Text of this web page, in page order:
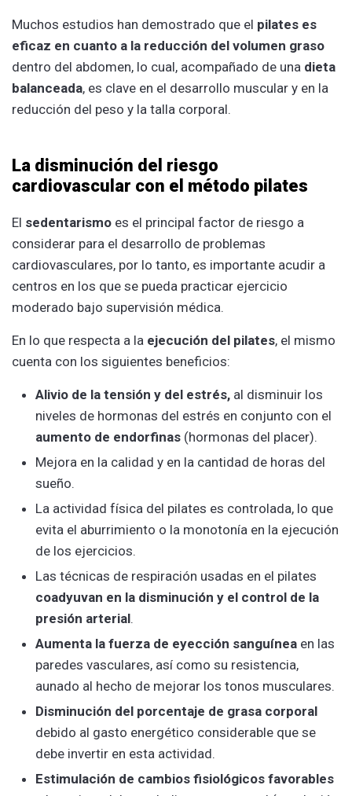
Muchos estudios han demostrado que el pilates es
eficaz en cuanto a la reducción del volumen graso
dentro del abdomen, lo cual, acompañado de una dieta
balanceada, es clave en el desarrollo muscular y en la
reducción del peso y la talla corporal.
La disminución del riesgo
cardiovascular con el método pilates
El sedentarismo es el principal factor de riesgo a
considerar para el desarrollo de problemas
cardiovasculares, por lo tanto, es importante acudir a
centros en los que se pueda practicar ejercicio
moderado bajo supervisión médica.
En lo que respecta a la ejecución del pilates, el mismo
cuenta con los siguientes beneficios:
Alivio de la tensión y del estrés, al disminuir los
niveles de hormonas del estrés en conjunto con el
aumento de endorfinas (hormonas del placer).
Mejora en la calidad y en la cantidad de horas del
sueño.
La actividad física del pilates es controlada, lo que
evita el aburrimiento o la monotonía en la ejecución
de los ejercicios.
Las técnicas de respiración usadas en el pilates
coadyuvan en la disminución y el control de la
presión arterial.
Aumenta la fuerza de eyección sanguínea en las
paredes vasculares, así como su resistencia,
aunado al hecho de mejorar los tonos musculares.
Disminución del porcentaje de grasa corporal
debido al gasto energético considerable que se
debe invertir en esta actividad.
Estimulación de cambios fisiológicos favorables